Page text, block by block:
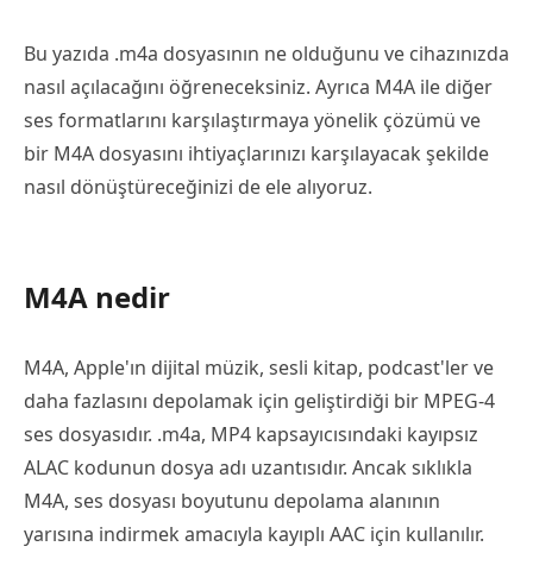
Bu yazıda .m4a dosyasının ne olduğunu ve cihazınızda
nasıl açılacağını öğreneceksiniz. Ayrıca M4A ile diğer
ses formatlarını karşılaştırmaya yönelik çözümü ve
bir M4A dosyasını ihtiyaçlarınızı karşılayacak şekilde
nasıl dönüştüreceğinizi de ele alıyoruz.
M4A nedir
M4A, Apple'ın dijital müzik, sesli kitap, podcast'ler ve
daha fazlasını depolamak için geliştirdiği bir MPEG-4
ses dosyasıdır. .m4a, MP4 kapsayıcısındaki kayıpsız
ALAC kodunun dosya adı uzantısıdır. Ancak sıklıkla
M4A, ses dosyası boyutunu depolama alanının
yarısına indirmek amacıyla kayıplı AAC için kullanılır.